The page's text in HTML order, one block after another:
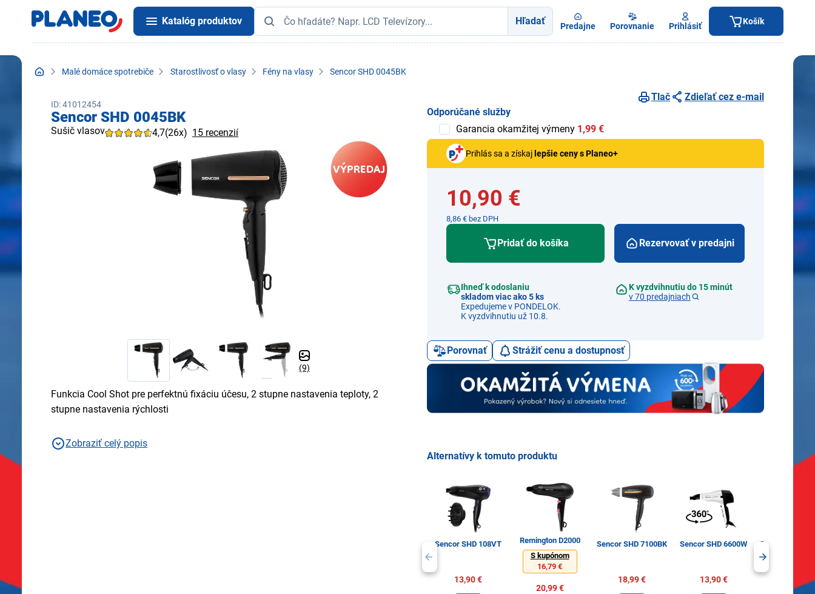
Katalóg produktov Hľadať Predajne Porovnanie Prihlásiť Košík
Malé domáce spotrebiče Starostlivosť o vlasy Fény na vlasy Sencor SHD 0045BK
ID: 41012454
Sencor SHD 0045BK
Sušič vlasov 4,7(26x) 15 recenzií
(9)
Funkcia Cool Shot pre perfektnú fixáciu účesu, 2 stupne nastavenia teploty, 2
stupne nastavenia rýchlosti
Zobraziť celý popis
Tlač
Zdieľať cez e-mail
Odporúčané služby
Garancia okamžitej výmeny 1,99 €
Prihlás sa a získaj lepšie ceny s Planeo+
10,90 €
8,86 € bez DPH
Pridať do košíka
Ihneď k odoslaniu
skladom viac ako 5 ks
Expedujeme v PONDELOK.
K vyzdvihnutiu už 10.8.
Rezervovať v predajni
K vyzdvihnutiu do 15 minút
v 70 predajniach
Porovnať Strážiť cenu a dostupnosť
Alternatívy k tomuto produktu
Sencor SHD 108VT
13,90 €
Remington D2000
S kupónom
16,79 €
20,99 €
Sencor SHD 7100BK
18,99 €
Sencor SHD 6600W
13,90 €
Sencor SHD
18,90 €